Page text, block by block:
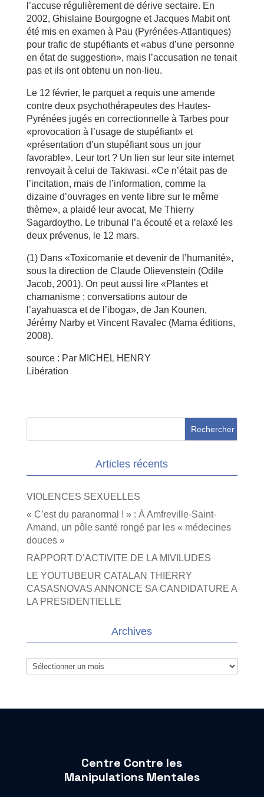
l’accuse régulièrement de dérive sectaire. En
2002, Ghislaine Bourgogne et Jacques Mabit ont
été mis en examen à Pau (Pyrénées-Atlantiques)
pour trafic de stupéfiants et «abus d’une personne
en état de suggestion», mais l’accusation ne tenait
pas et ils ont obtenu un non-lieu.
Le 12 février, le parquet a requis une amende
contre deux psychothérapeutes des Hautes-
Pyrénées jugés en correctionnelle à Tarbes pour
«provocation à l’usage de stupéfiant» et
«présentation d’un stupéfiant sous un jour
favorable». Leur tort ? Un lien sur leur site internet
renvoyait à celui de Takiwasi. «Ce n’était pas de
l’incitation, mais de l’information, comme la
dizaine d’ouvrages en vente libre sur le même
thème», a plaidé leur avocat, Me Thierry
Sagardoytho. Le tribunal l’a écouté et a relaxé les
deux prévenus, le 12 mars.
(1) Dans «Toxicomanie et devenir de l’humanité»,
sous la direction de Claude Olievenstein (Odile
Jacob, 2001). On peut aussi lire «Plantes et
chamanisme : conversations autour de
l’ayahuasca et de l’iboga», de Jan Kounen,
Jérémy Narby et Vincent Ravalec (Mama éditions,
2008).
source : Par MICHEL HENRY
Libération
Articles récents
VIOLENCES SEXUELLES
« C’est du paranormal ! » : À Amfreville-Saint-
Amand, un pôle santé rongé par les « médecines
douces »
RAPPORT D’ACTIVITE DE LA MIVILUDES
LE YOUTUBEUR CATALAN THIERRY
CASASNOVAS ANNONCE SA CANDIDATURE A
LA PRESIDENTIELLE
Archives
Archives
Centre Contre les
Manipulations Mentales